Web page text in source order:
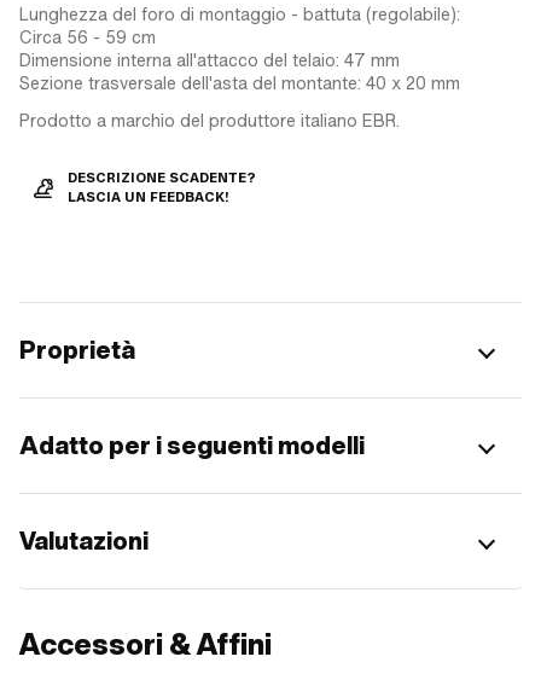
Lunghezza del foro di montaggio - battuta (regolabile):
Circa 56 - 59 cm
Dimensione interna all'attacco del telaio: 47 mm
Sezione trasversale dell'asta del montante: 40 x 20 mm
Prodotto a marchio del produttore italiano EBR.
DESCRIZIONE SCADENTE?
LASCIA UN FEEDBACK!
Proprietà
Adatto per i seguenti modelli
Valutazioni
Accessori & Affini